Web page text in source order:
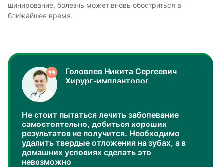
шинирование, болезнь может вновь обостриться в
ближайшее время.
Головлев Никита Сергеевич
Хирург-имплантолог
Не стоит пытаться лечить заболевание
самостоятельно, добиться хороших
результатов не получится. Необходимо
удалить твердые отложения на зубах, а в
домашних условиях сделать это
невозможно